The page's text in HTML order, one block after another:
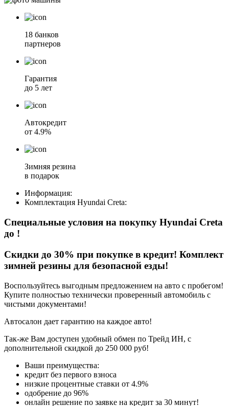
18 банков
партнеров
Гарантия
до 5 лет
Автокредит
от 4.9%
Зимняя резина
в подарок
Информация:
Комплектация Hyundai Creta:
Специальные условия на покупку Hyundai Creta
до !
Скидки до 30% при покупке в кредит! Комплект
зимней резины для безопасной езды!
Воспользуйтесь выгодным предложением на авто с пробегом!
Купите полностью технически проверенный автомобиль с
чистыми документами!
Автосалон дает гарантию на каждое авто!
Так-же Вам доступен удобный обмен по Трейд ИН, с
дополнительной скидкой до 250 000 руб!
Ваши преимущества:
кредит без первого взноса
низкие процентные ставки от 4.9%
одобрение до 96%
онлайн решение по заявке на кредит за 30 минут!